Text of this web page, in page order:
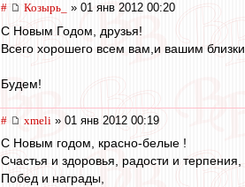
# Козырь_ » 01 янв 2012 00:20
С Новым Годом, друзья!
Всего хорошего всем вам,и вашим
Будем!
# xmeli » 01 янв 2012 00:19
С Новым годом, красно-белые !
Счастья и здоровья, радости и терпения,
Побед и награды,